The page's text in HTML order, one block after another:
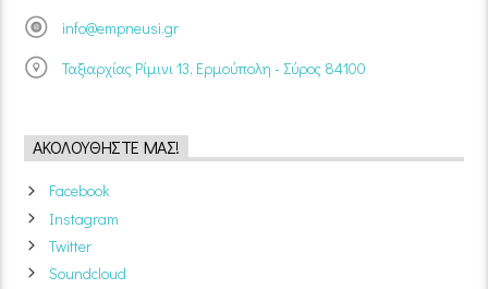
info@empneusi.gr
Ταξιαρχίας Ρίμινι 13, Ερμούπολη - Σύρος 84100
ΑΚΟΛΟΥΘΉΣΤΕ ΜΑΣ!
Facebook
Instagram
Twitter
Soundcloud